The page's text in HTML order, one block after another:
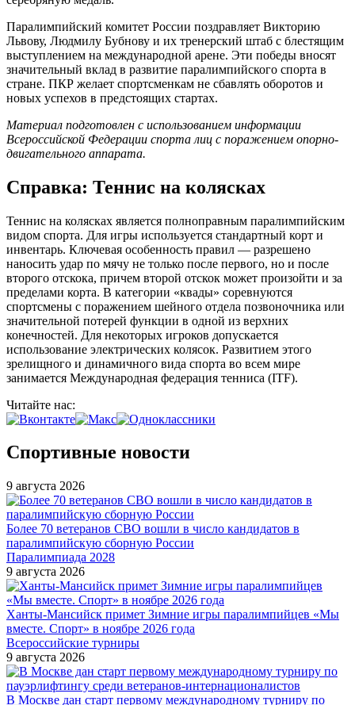
Паралимпийский комитет России поздравляет Викторию
Львову, Людмилу Бубнову и их тренерский штаб с блестящим
выступлением на международной арене. Эти победы вносят
значительный вклад в развитие паралимпийского спорта в
стране. ПКР желает спортсменкам не сбавлять оборотов и
новых успехов в предстоящих стартах.
Материал подготовлен с использованием информации
Всероссийской Федерации спорта лиц с поражением опорно-
двигательного аппарата.
Справка: Теннис на колясках
Теннис на колясках является полноправным паралимпийским
видом спорта. Для игры используется стандартный корт и
инвентарь. Ключевая особенность правил — разрешено
наносить удар по мячу не только после первого, но и после
второго отскока, причем второй отскок может произойти и за
пределами корта. В категории «квады» соревнуются
спортсмены с поражением шейного отдела позвоночника или
значительной потерей функции в одной из верхних
конечностей. Для некоторых игроков допускается
использование электрических колясок. Развитием этого
зрелищного и динамичного вида спорта во всем мире
занимается Международная федерация тенниса (ITF).
Читайте нас:
Спортивные новости
9 августа 2026
Более 70 ветеранов СВО вошли в число кандидатов в
паралимпийскую сборную России
Паралимпиада 2028
9 августа 2026
Ханты-Мансийск примет Зимние игры паралимпийцев «Мы
вместе. Спорт» в ноябре 2026 года
Всероссийские турниры
9 августа 2026
В Москве дан старт первому международному турниру по